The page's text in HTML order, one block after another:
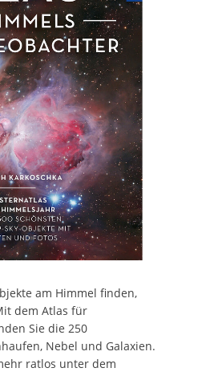
am Himmel finden,
dem Atlas für
Sie die 250
Nebel und Galaxien.
ratlos unter dem